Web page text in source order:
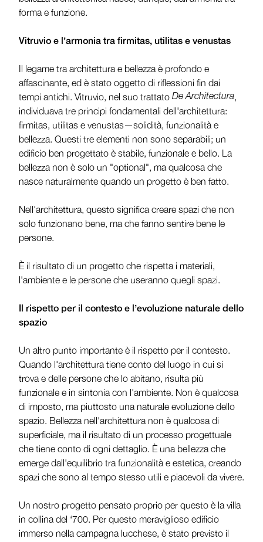
forma e funzione.
Vitruvio e l’armonia tra firmitas, utilitas e venustas
Il legame tra architettura e bellezza è profondo e
affascinante, ed è stato oggetto di riflessioni fin dai
tempi antichi. Vitruvio, nel suo trattato De Architectura,
individuava tre principi fondamentali dell'architettura:
firmitas, utilitas e venustas—solidità, funzionalità e
bellezza. Questi tre elementi non sono separabili; un
edificio ben progettato è stabile, funzionale e bello. La
bellezza non è solo un "optional", ma qualcosa che
nasce naturalmente quando un progetto è ben fatto.
Nell'architettura, questo significa creare spazi che non
solo funzionano bene, ma che fanno sentire bene le
persone.
È il risultato di un progetto che rispetta i materiali,
l'ambiente e le persone che useranno quegli spazi.
Il rispetto per il contesto e l’evoluzione naturale dello
spazio
Un altro punto importante è il rispetto per il contesto.
Quando l'architettura tiene conto del luogo in cui si
trova e delle persone che lo abitano, risulta più
funzionale e in sintonia con l'ambiente. Non è qualcosa
di imposto, ma piuttosto una naturale evoluzione dello
spazio. Bellezza nell'architettura non è qualcosa di
superficiale, ma il risultato di un processo progettuale
che tiene conto di ogni dettaglio. È una bellezza che
emerge dall'equilibrio tra funzionalità e estetica, creando
spazi che sono al tempo stesso utili e piacevoli da vivere.
Un nostro progetto pensato proprio per questo è la villa
in collina del ‘700. Per questo meraviglioso edificio
immerso nella campagna lucchese, è stato previsto il